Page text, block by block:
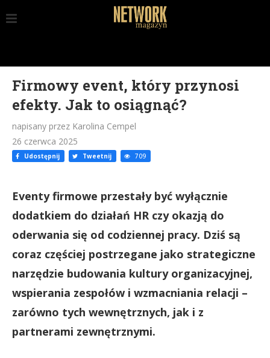
Firmowy event, który przynosi
efekty. Jak to osiągnąć?
napisany przez Karolina Cempel
26 czerwca 2025
Udostępnij Tweetnij 709
Eventy firmowe przestały być wyłącznie
dodatkiem do działań HR czy okazją do
oderwania się od codziennej pracy. Dziś są
coraz częściej postrzegane jako strategiczne
narzędzie budowania kultury organizacyjnej,
wspierania zespołów i wzmacniania relacji –
zarówno tych wewnętrznych, jak i z
partnerami zewnętrznymi.